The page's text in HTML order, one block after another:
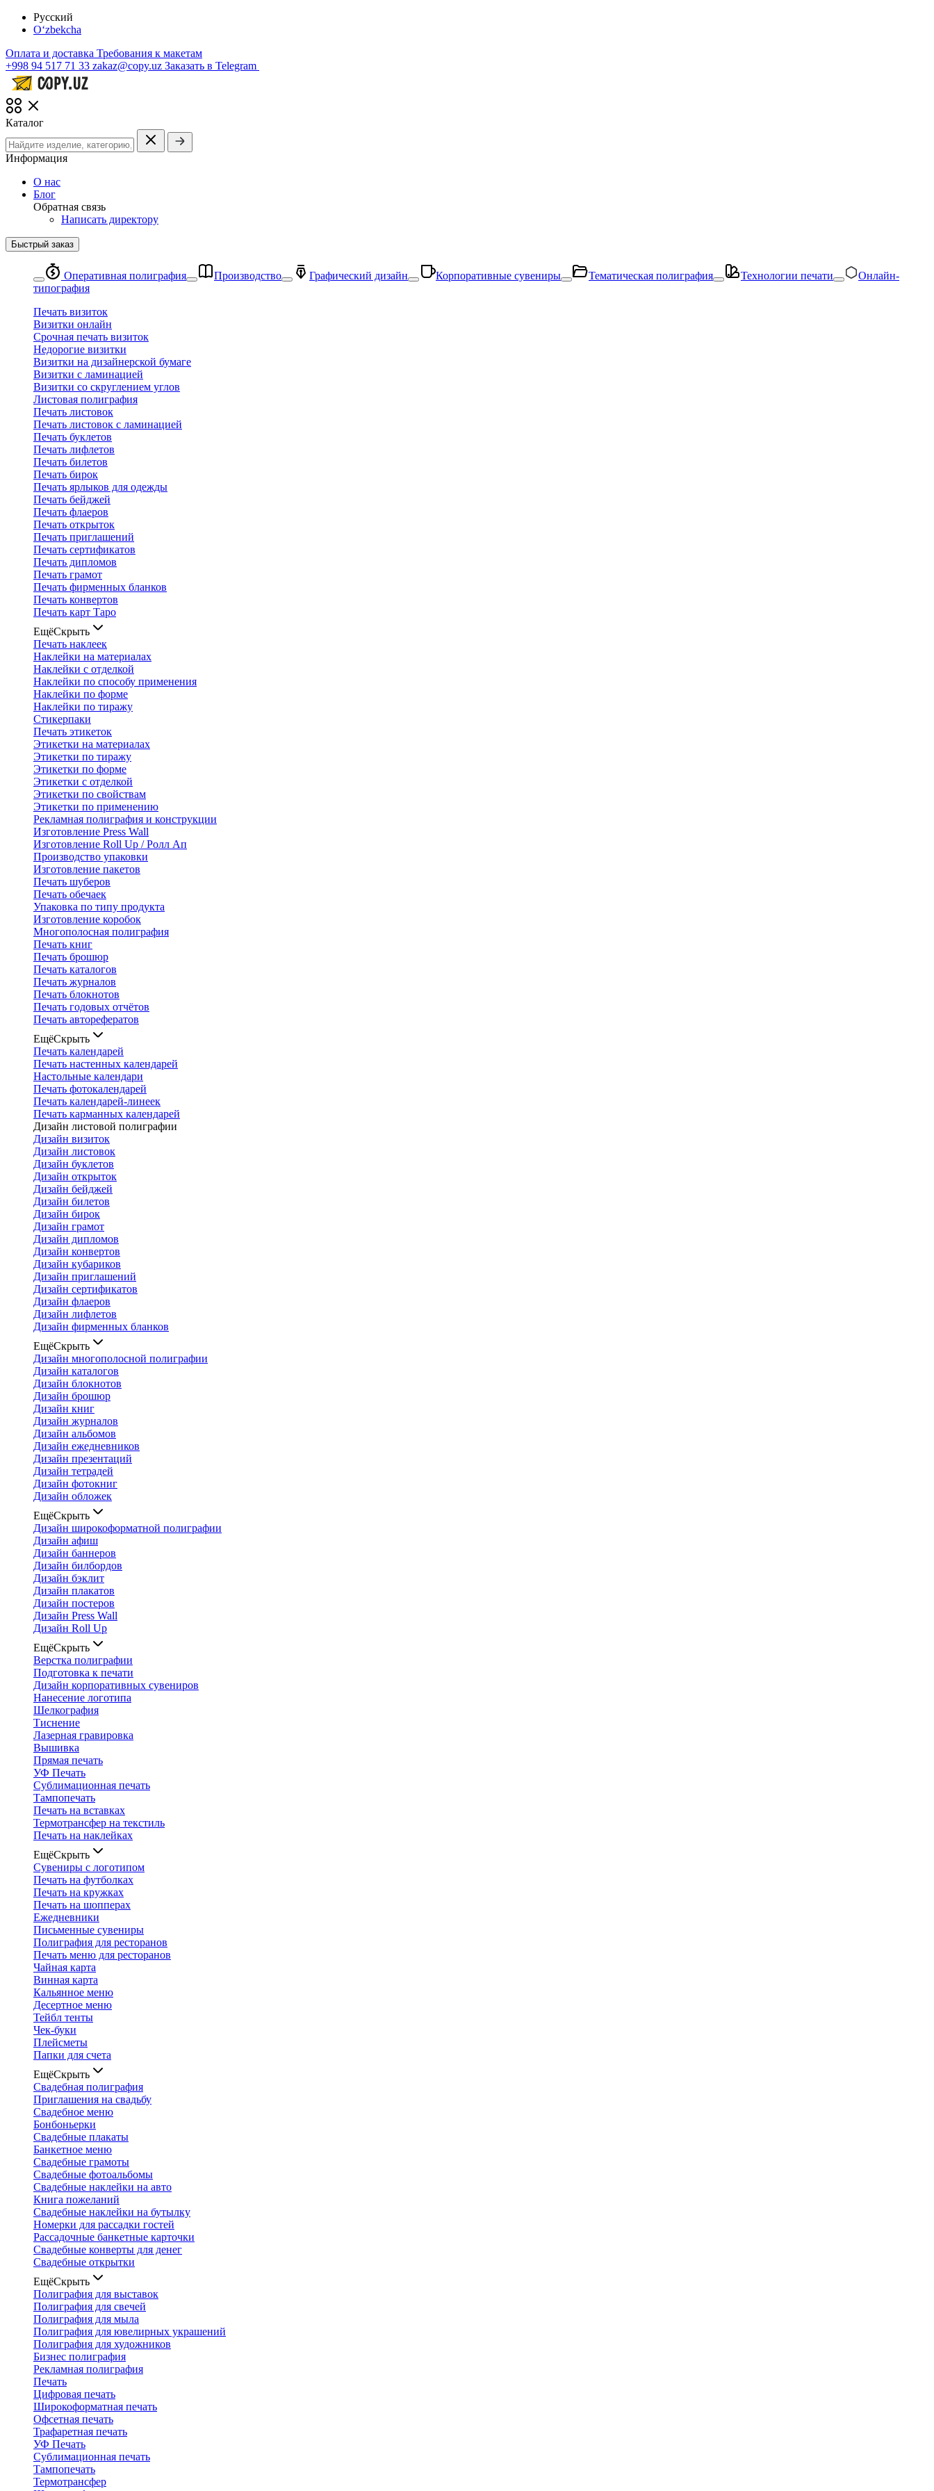
Русский
O‘zbekcha
Оплата и доставка Требования к макетам
+998 94 517 71 33 zakaz@copy.uz Заказать в Telegram
Каталог
Информация
О нас
Блог
Обратная связь
Написать директору
Быстрый заказ
Оперативная полиграфия Производство Графический дизайн Корпоративные сувениры Тематическая полиграфия Технологии печати
Онлайн-
типография
Печать визиток
Визитки онлайн
Срочная печать визиток
Недорогие визитки
Визитки на дизайнерской бумаге
Визитки с ламинацией
Визитки со скруглением углов
Листовая полиграфия
Печать листовок
Печать листовок с ламинацией
Печать буклетов
Печать лифлетов
Печать билетов
Печать бирок
Печать ярлыков для одежды
Печать бейджей
Печать флаеров
Печать открыток
Печать приглашений
Печать сертификатов
Печать дипломов
Печать грамот
Печать фирменных бланков
Печать конвертов
Печать карт Таро
ЕщёСкрыть
Печать наклеек
Наклейки на материалах
Наклейки с отделкой
Наклейки по способу применения
Наклейки по форме
Наклейки по тиражу
Стикерпаки
Печать этикеток
Этикетки на материалах
Этикетки по тиражу
Этикетки по форме
Этикетки с отделкой
Этикетки по свойствам
Этикетки по применению
Рекламная полиграфия и конструкции
Изготовление Press Wall
Изготовление Roll Up / Ролл Ап
Производство упаковки
Изготовление пакетов
Печать шуберов
Печать обечаек
Упаковка по типу продукта
Изготовление коробок
Многополосная полиграфия
Печать книг
Печать брошюр
Печать каталогов
Печать журналов
Печать блокнотов
Печать годовых отчётов
Печать авторефератов
ЕщёСкрыть
Печать календарей
Печать настенных календарей
Настольные календари
Печать фотокалендарей
Печать календарей-линеек
Печать карманных календарей
Дизайн листовой полиграфии
Дизайн визиток
Дизайн листовок
Дизайн буклетов
Дизайн открыток
Дизайн бейджей
Дизайн билетов
Дизайн бирок
Дизайн грамот
Дизайн дипломов
Дизайн конвертов
Дизайн кубариков
Дизайн приглашений
Дизайн сертификатов
Дизайн флаеров
Дизайн лифлетов
Дизайн фирменных бланков
ЕщёСкрыть
Дизайн многополосной полиграфии
Дизайн каталогов
Дизайн блокнотов
Дизайн брошюр
Дизайн книг
Дизайн журналов
Дизайн альбомов
Дизайн ежедневников
Дизайн презентаций
Дизайн тетрадей
Дизайн фотокниг
Дизайн обложек
ЕщёСкрыть
Дизайн широкоформатной полиграфии
Дизайн афиш
Дизайн баннеров
Дизайн билбордов
Дизайн бэклит
Дизайн плакатов
Дизайн постеров
Дизайн Press Wall
Дизайн Roll Up
ЕщёСкрыть
Верстка полиграфии
Подготовка к печати
Дизайн корпоративных сувениров
Нанесение логотипа
Шелкография
Тиснение
Лазерная гравировка
Вышивка
Прямая печать
УФ Печать
Сублимационная печать
Тампопечать
Печать на вставках
Термотрансфер на текстиль
Печать на наклейках
ЕщёСкрыть
Сувениры с логотипом
Печать на футболках
Печать на кружках
Печать на шопперах
Ежедневники
Письменные сувениры
Полиграфия для ресторанов
Печать меню для ресторанов
Чайная карта
Винная карта
Кальянное меню
Десертное меню
Тейбл тенты
Чек-буки
Плейсметы
Папки для счета
ЕщёСкрыть
Свадебная полиграфия
Приглашения на свадьбу
Свадебное меню
Бонбоньерки
Свадебные плакаты
Банкетное меню
Свадебные грамоты
Свадебные фотоальбомы
Свадебные наклейки на авто
Книга пожеланий
Свадебные наклейки на бутылку
Номерки для рассадки гостей
Рассадочные банкетные карточки
Свадебные конверты для денег
Свадебные открытки
ЕщёСкрыть
Полиграфия для выставок
Полиграфия для свечей
Полиграфия для мыла
Полиграфия для ювелирных украшений
Полиграфия для художников
Бизнес полиграфия
Рекламная полиграфия
Печать
Цифровая печать
Широкоформатная печать
Офсетная печать
Трафаретная печать
УФ Печать
Сублимационная печать
Тампопечать
Термотрансфер